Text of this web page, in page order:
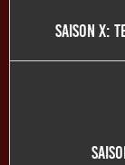
SAISON X: